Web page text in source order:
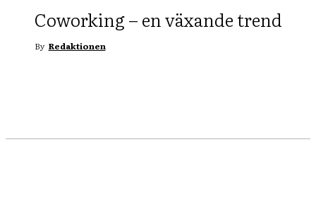
Coworking – en växande trend
By Redaktionen